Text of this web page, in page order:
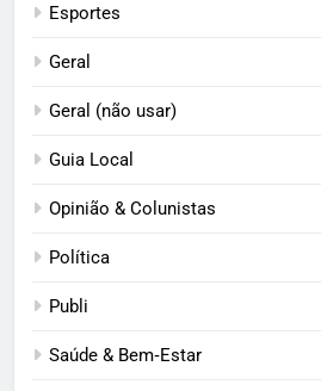
Esportes
Geral
Geral (não usar)
Guia Local
Opinião & Colunistas
Política
Publi
Saúde & Bem‑Estar